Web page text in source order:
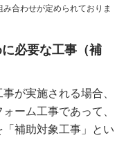
合わせが定められておりま
必要な工事（補
が実施される場合、
ーム工事であって、
補助対象工事」とい